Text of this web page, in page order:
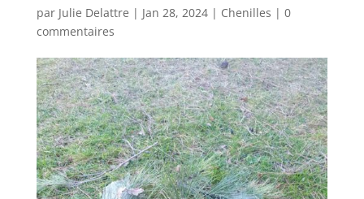
par Julie Delattre | Jan 28, 2024| Chenilles | 0
commentaires